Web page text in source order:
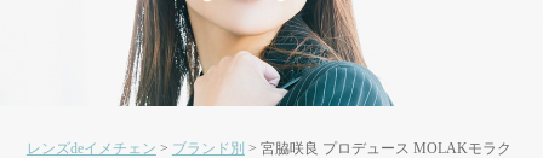
レンズdeイメチェン > ブランド別 > 宮脇咲良 プロデュース MOLAKモラク